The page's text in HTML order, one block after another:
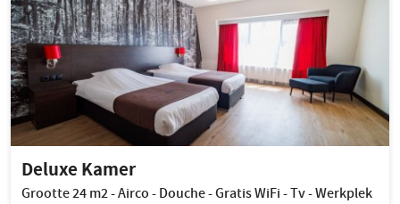
Deluxe Kamer
Grootte 24 m2 - Airco - Douche - Gratis WiFi - Tv - Werkplek